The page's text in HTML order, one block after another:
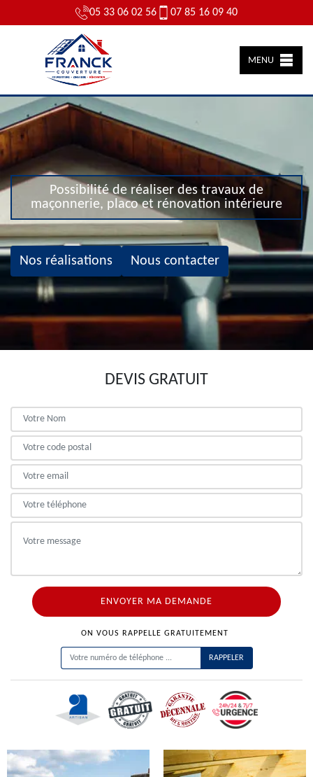
05 33 06 02 56 07 85 16 09 40
MENU
Possibilité de réaliser des travaux de
maçonnerie, placo et rénovation intérieure
Nos réalisations Nous contacter
DEVIS GRATUIT
ON VOUS RAPPELLE GRATUITEMENT